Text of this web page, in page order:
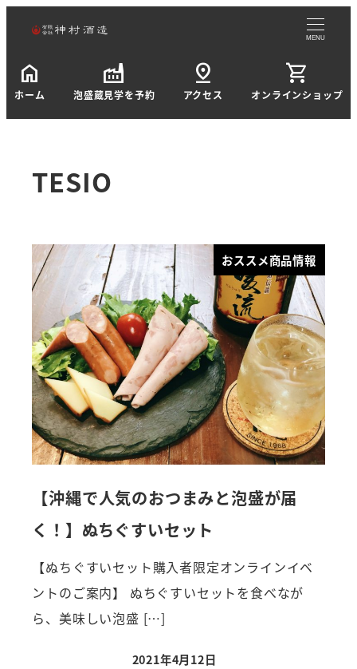
home
ホーム
factory
泡盛蔵見学を予約
pin_drop
アクセス
shopping_cart
オンラインショップ
MENU
TESIO
おススメ商品情報
【沖縄で人気のおつまみと泡盛が届
く！】ぬちぐすいセット
【ぬちぐすいセット購入者限定オンラインイベ
ントのご案内】 ぬちぐすいセットを食べなが
ら、美味しい泡盛 […]
2021年4月12日